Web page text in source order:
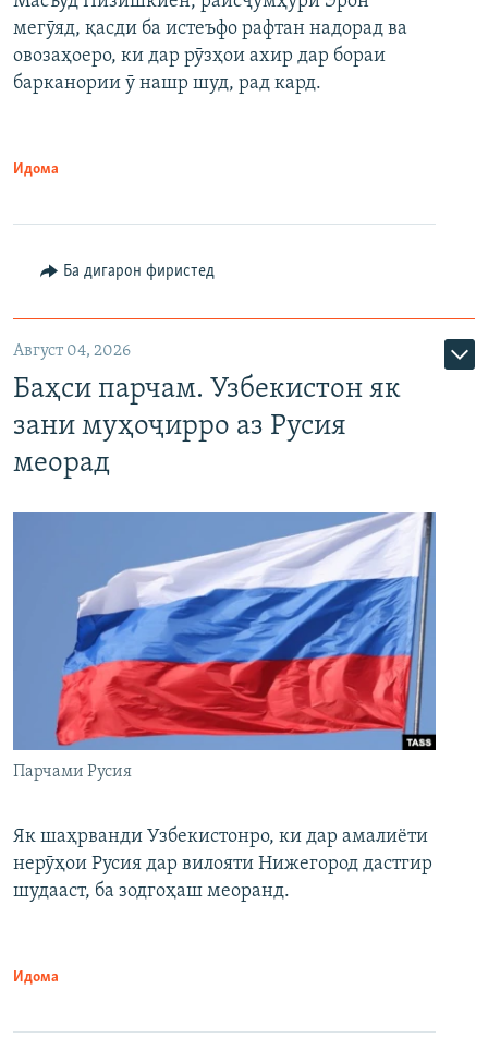
мегӯяд, қасди ба истеъфо рафтан надорад ва
овозаҳоеро, ки дар рӯзҳои ахир дар бораи
барканории ӯ нашр шуд, рад кард.
Идома
Ба дигарон фиристед
Август 04, 2026
Баҳси парчам. Узбекистон як
зани муҳоҷирро аз Русия
меорад
Парчами Русия
Як шаҳрванди Узбекистонро, ки дар амалиёти
нерӯҳои Русия дар вилояти Нижегород дастгир
шудааст, ба зодгоҳаш меоранд.
Идома